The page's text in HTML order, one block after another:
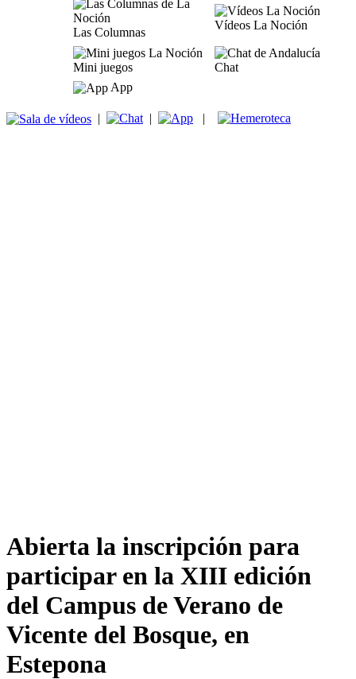
Las Columnas
Vídeos La Noción
Mini juegos
Chat
App
| | |
Abierta la inscripción para
participar en la XIII edición
del Campus de Verano de
Vicente del Bosque, en
Estepona